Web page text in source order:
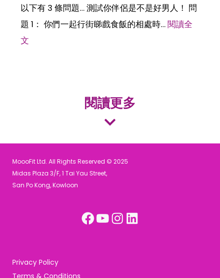
以下有 3 條問題… 測試你伴侶是不是好男人！ 問
題 1： 你們一起行街睇戲食飯的相處時…閱讀全
文
閱讀更多
MoooFit Ltd. All Rights Reserved © 2025
Midas Plaza 3/F, 1 Tai Yau Street,
San Po Kong, Kowloon
Facebook
YouTube
Instagram
LinkedIn
Privacy Policy
Terms & Conditions